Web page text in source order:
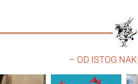
– OD ISTOG